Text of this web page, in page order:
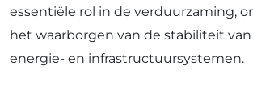
essentiële rol in de verduurzaming,
het waarborgen van de stabiliteit
energie- en infrastructuursystemen.